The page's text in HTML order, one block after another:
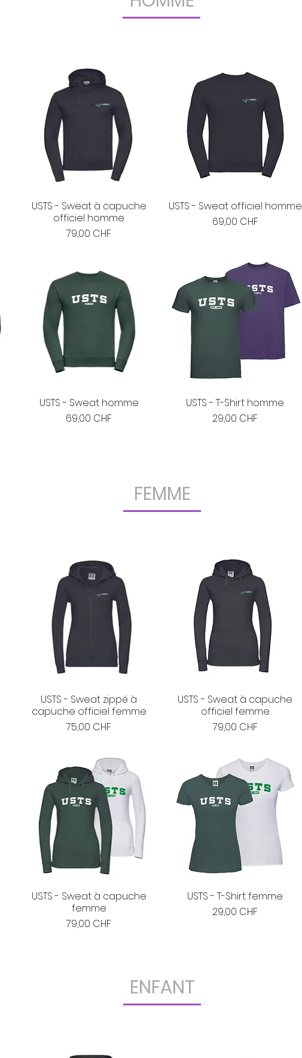
USTS - Sweat à capuche
officiel homme
Prix
79,00 CHF
USTS - Sweat officiel homme
Prix
69,00 CHF
USTS - Sweat homme
Prix
69,00 CHF
USTS - T-Shirt homme
Prix
29,00 CHF
FEMME
USTS - Sweat zippé à
capuche officiel femme
Prix
75,00 CHF
USTS - Sweat à capuche
officiel femme
Prix
79,00 CHF
USTS - Sweat à capuche
femme
Prix
79,00 CHF
USTS - T-Shirt femme
Prix
29,00 CHF
ENFANT